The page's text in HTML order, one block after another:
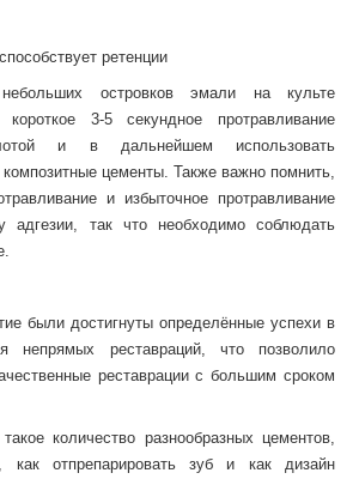
ретенции
островков эмали на культе
короткое 3-5 секундное протравливание
и в дальнейшем использовать
цементы. Также важно помнить,
и избыточное протравливание
адгезии, так что необходимо соблюдать
были достигнуты определённые успехи в
непрямых реставраций, что позволило
реставрации с большим сроком
количество разнообразных цементов,
как отпрепарировать зуб и как дизайн